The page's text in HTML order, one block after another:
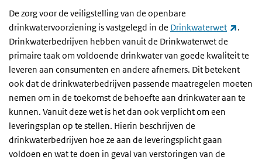
De zorg voor de veiligstelling van de openbare
drinkwatervoorziening is vastgelegd in de Drinkwaterwet
.
Drinkwaterbedrijven hebben vanuit de Drinkwaterwet de
primaire taak om voldoende drinkwater van goede kwaliteit te
leveren aan consumenten en andere afnemers. Dit betekent
ook dat de drinkwaterbedrijven passende maatregelen moeten
nemen om in de toekomst de behoefte aan drinkwater aan te
kunnen. Vanuit deze wet is het dan ook verplicht om een
leveringsplan op te stellen. Hierin beschrijven de
drinkwaterbedrijven hoe ze aan de leveringsplicht gaan
voldoen en wat te doen in geval van verstoringen van de